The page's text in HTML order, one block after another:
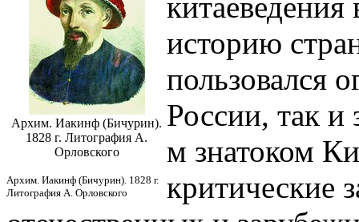
Архим. Иакинф (Бичурин).
1828 г. Литография А.
Орловского
Архим. Иакинф (Бичурин). 1828 г.
Литография А. Орловского
историю
пользовался
России, так и
м знатоком
критические